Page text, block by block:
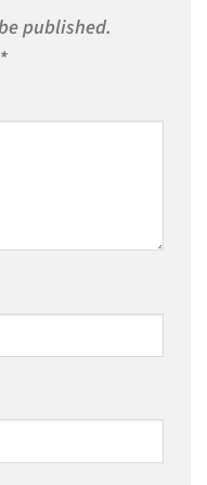
published.
*